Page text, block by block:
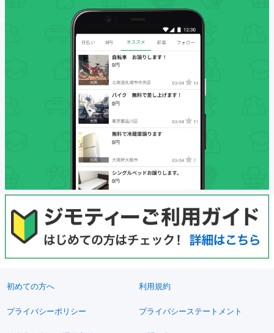
初めての方へ 利用規約
プライバシーポリシー プライバシーステートメント